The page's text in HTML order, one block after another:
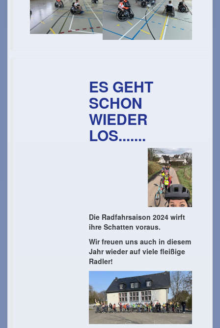
ES GEHT
SCHON
WIEDER
LOS.......
Die Radfahrsaison 2024 wirft
ihre Schatten voraus.
Wir freuen uns auch in diesem
Jahr wieder auf viele fleißige
Radler!